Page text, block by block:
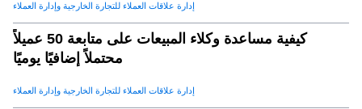
إدارة علاقات العملاء للتجارة الخارجية وإدارة العملاء
كيفية مساعدة وكلاء المبيعات على متابعة 50 عميلاً
محتملاً إضافيًا يوميًا
إدارة علاقات العملاء للتجارة الخارجية وإدارة العملاء